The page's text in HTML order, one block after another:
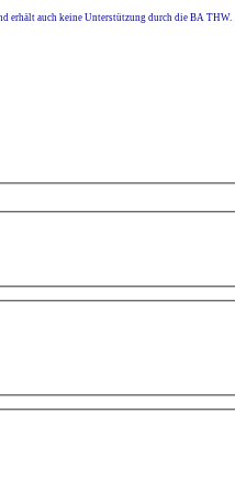
erhält auch keine Unterstützung durch die BA THW.